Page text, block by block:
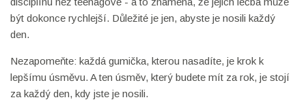
být dokonce rychlejší. Důležité je jen, abyste je nosili každý
den.
Nezapomeňte: každá gumička, kterou nasadíte, je krok k
lepšímu úsměvu. A ten úsměv, který budete mít za rok, je stojí
za každý den, kdy jste je nosili.